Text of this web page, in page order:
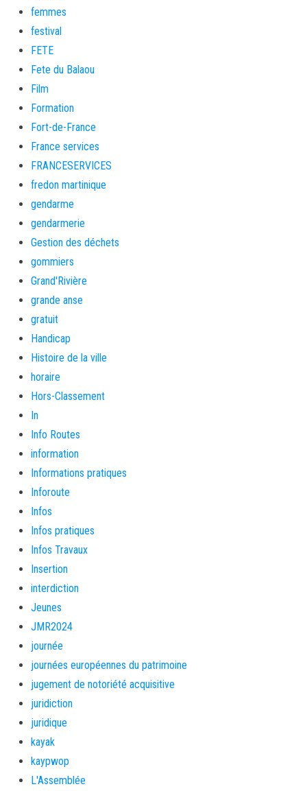
femmes
festival
FETE
Fete du Balaou
Film
Formation
Fort-de-France
France services
FRANCESERVICES
fredon martinique
gendarme
gendarmerie
Gestion des déchets
gommiers
Grand'Rivière
grande anse
gratuit
Handicap
Histoire de la ville
horaire
Hors-Classement
In
Info Routes
information
Informations pratiques
Inforoute
Infos
Infos pratiques
Infos Travaux
Insertion
interdiction
Jeunes
JMR2024
journée
journées européennes du patrimoine
jugement de notoriété acquisitive
juridiction
juridique
kayak
kaypwop
L'Assemblée